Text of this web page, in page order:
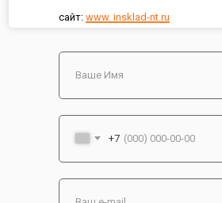
сайт: www. insklad-nt.ru
+7